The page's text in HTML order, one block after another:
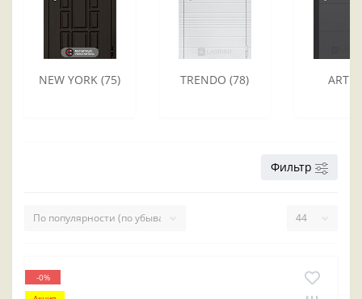
NEW YORK (75) TRENDO (78) ART
Фильтр
-0%